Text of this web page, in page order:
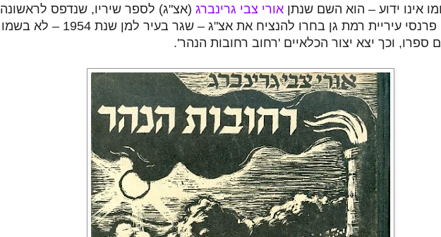
– הוא השם שנתן אורי צבי גרינברג (אצ"ג) לספר שיריו, שנדפס לראשונה
– שגר בעיר למן שנת 1954 – לא בשמו
וכך יצא יצור הכלאיים 'רחוב רחובות הנהר'.